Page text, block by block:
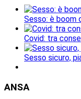
Sesso: è boom
Covid: tra
Sesso sicuro,
ANSA